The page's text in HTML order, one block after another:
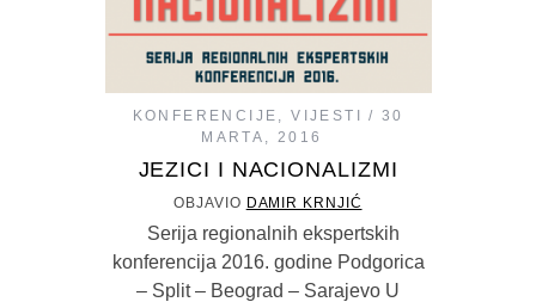
KONFERENCIJE ,VIJESTI
30
MARTA, 2016
JEZICI I NACIONALIZMI
OBJAVIO DAMIR KRNJIĆ
Serija regionalnih ekspertskih
konferencija 2016. godine Podgorica
– Split – Beograd – Sarajevo U